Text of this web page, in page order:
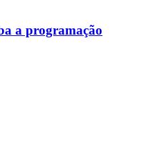
a programação